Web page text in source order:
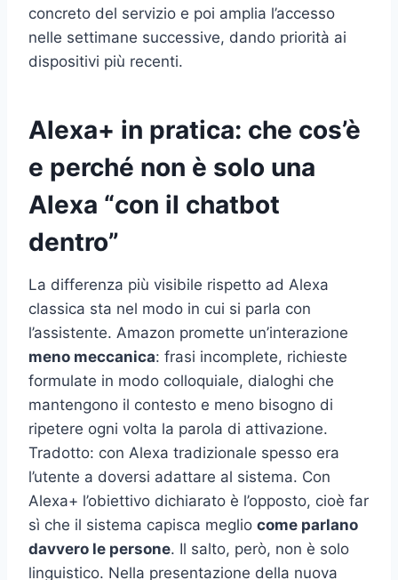
concreto del servizio e poi amplia l’accesso
nelle settimane successive, dando priorità ai
dispositivi più recenti.
Alexa+ in pratica: che cos’è
e perché non è solo una
Alexa “con il chatbot
dentro”
La differenza più visibile rispetto ad Alexa
classica sta nel modo in cui si parla con
l’assistente. Amazon promette un’interazione
meno meccanica: frasi incomplete, richieste
formulate in modo colloquiale, dialoghi che
mantengono il contesto e meno bisogno di
ripetere ogni volta la parola di attivazione.
Tradotto: con Alexa tradizionale spesso era
l’utente a doversi adattare al sistema. Con
Alexa+ l’obiettivo dichiarato è l’opposto, cioè far
sì che il sistema capisca meglio come parlano
davvero le persone. Il salto, però, non è solo
linguistico. Nella presentazione della nuova